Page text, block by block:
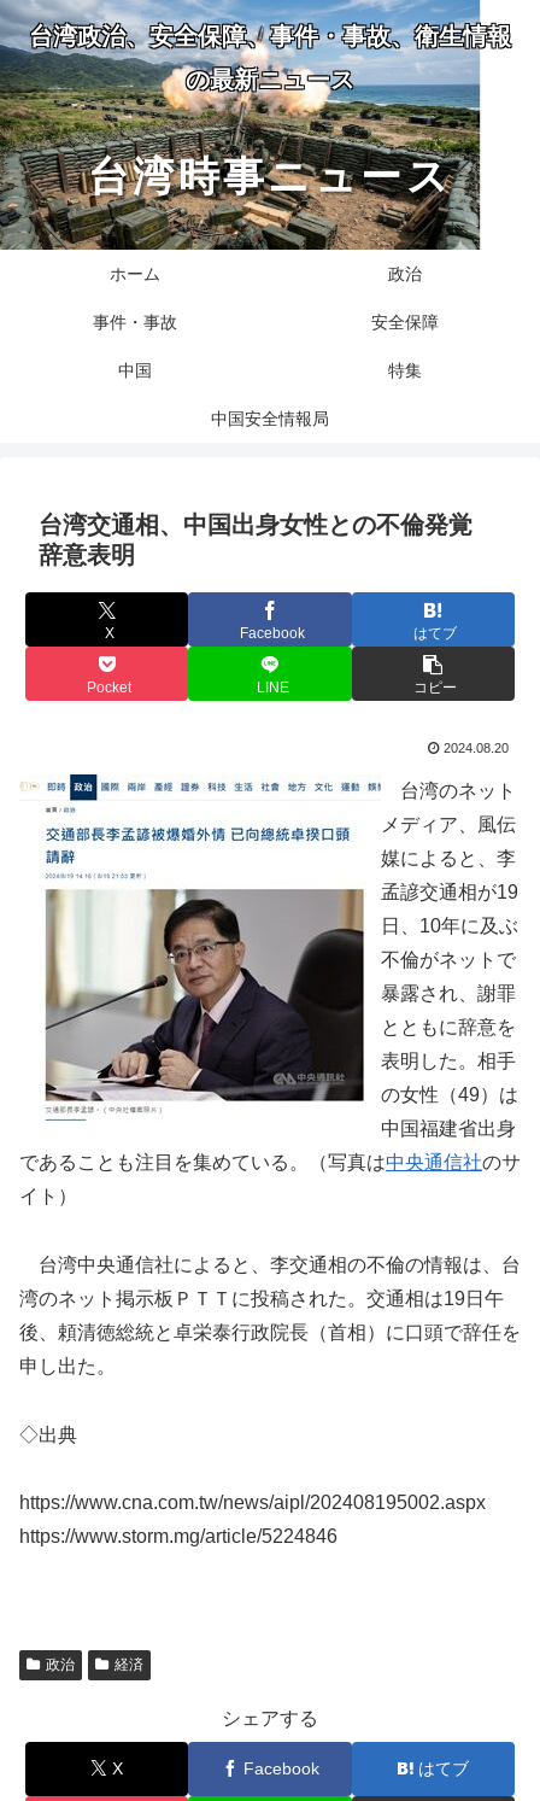
台湾政治、安全保障、事件・事故、衛生情報
の最新ニュース
台湾時事ニュース
ホーム 政治
事件・事故 安全保障
中国 特集
中国安全情報局
台湾交通相、中国出身女性との不倫発覚
辞意表明
X Facebook はてブ
Pocket LINE コピー
2024.08.20
台湾のネット
メディア、風伝
媒によると、李
孟諺交通相が19
日、10年に及ぶ
不倫がネットで
暴露され、謝罪
とともに辞意を
表明した。相手
の女性（49）は
中国福建省出身
であることも注目を集めている。（写真は中央通信社のサ
イト）
台湾中央通信社によると、李交通相の不倫の情報は、台
湾のネット掲示板ＰＴＴに投稿された。交通相は19日午
後、頼清徳総統と卓栄泰行政院長（首相）に口頭で辞任を
申し出た。
◇出典
https://www.cna.com.tw/news/aipl/202408195002.aspx
https://www.storm.mg/article/5224846
政治 経済
シェアする
X Facebook はてブ